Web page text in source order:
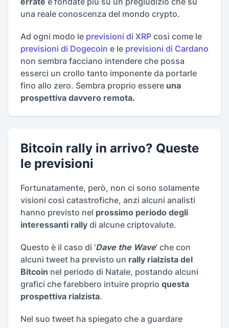
una reale conoscenza del mondo crypto.
Ad ogni modo le previsioni di XRP così come le
previsioni di Dogecoin e le previsioni di Cardano
non sembra facciano intendere che possa
esserci un crollo tanto imponente da portarle
fino allo zero. Sembra proprio essere una
prospettiva davvero remota.
Bitcoin rally in arrivo? Queste
le previsioni
Fortunatamente, però, non ci sono solamente
visioni così catastrofiche, anzi alcuni analisti
hanno previsto nel prossimo periodo degli
interessanti rally di alcune criptovalute.
Questo è il caso di ‘Dave the Wave’ che con
alcuni tweet ha previsto un rally rialzista del
Bitcoin nel periodo di Natale, postando alcuni
grafici che farebbero intuire proprio questa
prospettiva rialzista.
Nel suo tweet ha spiegato che a guardare